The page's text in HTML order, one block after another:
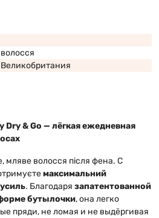
Великобритания
Dry & Go — лёгкая ежедневная
мляве волосся після фена. С
максимальний
. Благодаря запатентованной
бутылочки, она легко
пряди, не ломая и не выдёргивая